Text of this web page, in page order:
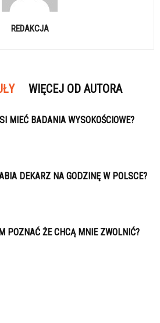
REDAKCJA
WIĘCEJ OD AUTORA
MIEĆ BADANIA WYSOKOŚCIOWE?
DEKARZ NA GODZINĘ W POLSCE?
POZNAĆ ŻE CHCĄ MNIE ZWOLNIĆ?